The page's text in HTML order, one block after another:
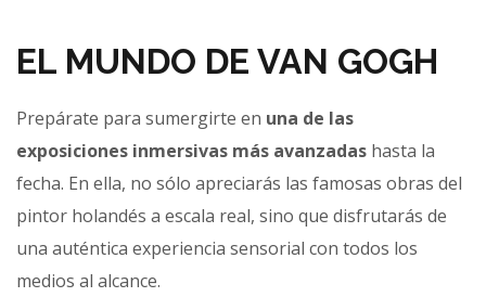
EL MUNDO DE VAN GOGH
Prepárate para sumergirte en una de las
exposiciones inmersivas más avanzadas hasta la
fecha. En ella, no sólo apreciarás las famosas obras del
pintor holandés a escala real, sino que disfrutarás de
una auténtica experiencia sensorial con todos los
medios al alcance.